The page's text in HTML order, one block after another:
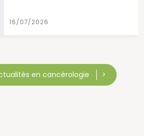
en cancérologie